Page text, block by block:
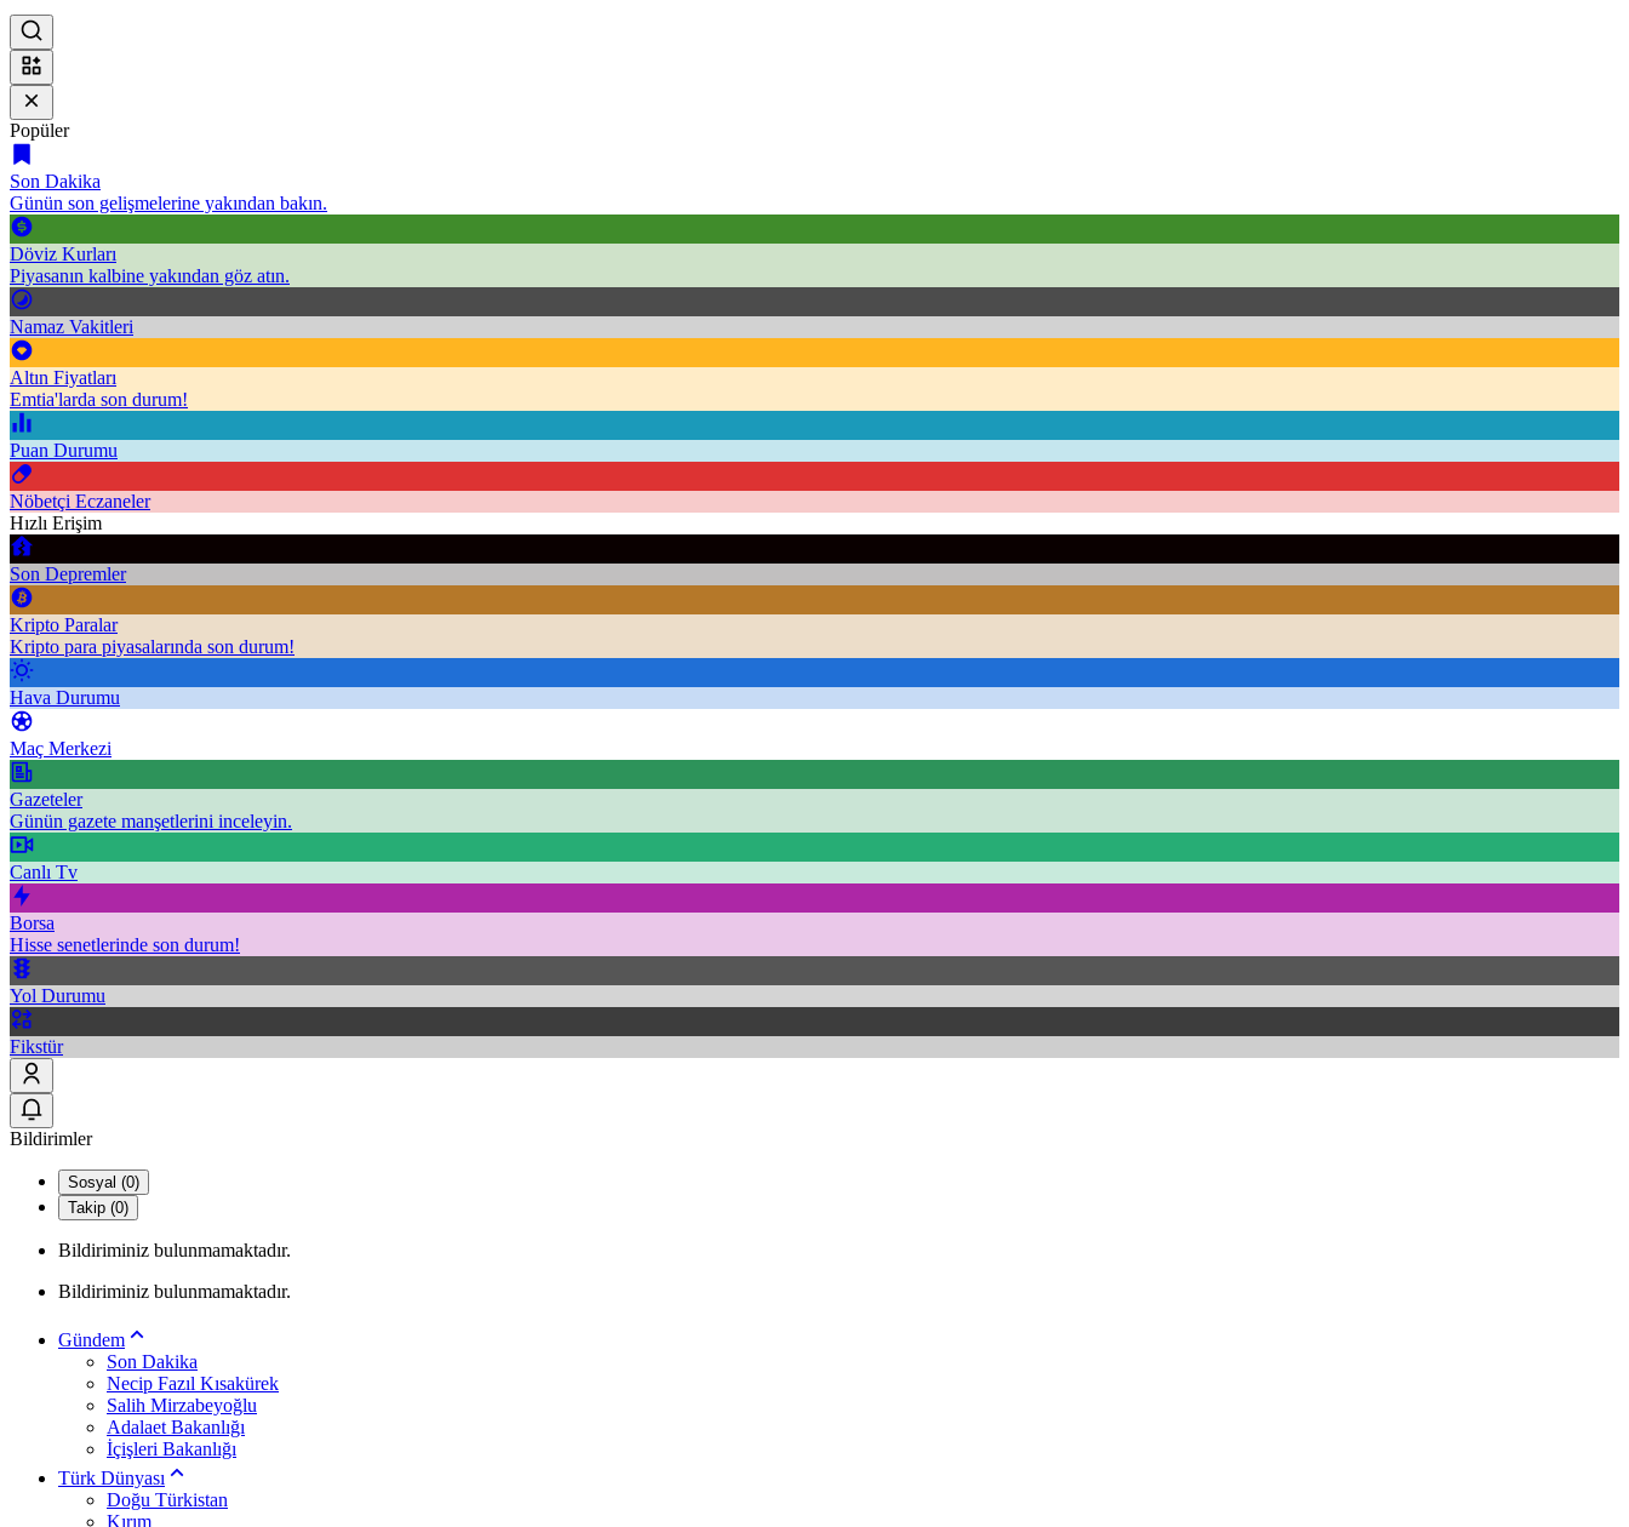
Popüler
Son Dakika
Günün son gelişmelerine yakından bakın.
Döviz Kurları
Piyasanın kalbine yakından göz atın.
Namaz Vakitleri
Altın Fiyatları
Emtia'larda son durum!
Puan Durumu
Nöbetçi Eczaneler
Hızlı Erişim
Son Depremler
Kripto Paralar
Kripto para piyasalarında son durum!
Hava Durumu
Maç Merkezi
Gazeteler
Günün gazete manşetlerini inceleyin.
Canlı Tv
Borsa
Hisse senetlerinde son durum!
Yol Durumu
Fikstür
Bildirimler
Sosyal (0)
Takip (0)
Bildiriminiz bulunmamaktadır.
Bildiriminiz bulunmamaktadır.
Gündem
Son Dakika
Necip Fazıl Kısakürek
Salih Mirzabeyoğlu
Adalaet Bakanlığı
İçişleri Bakanlığı
Türk Dünyası
Doğu Türkistan
Kırım